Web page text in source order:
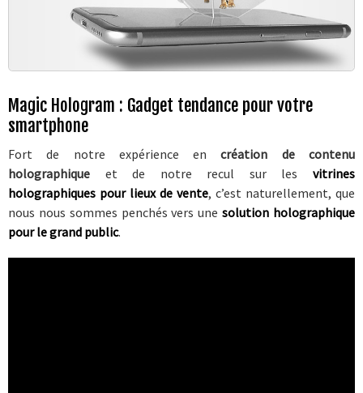
L’AGENCE
SERVICES
CLIENTS
ACADEMY
BLOG
CONTACT
Magic Hologram : Gadget tendance pour votre
smartphone
Fort de notre expérience encréation de contenu
holographique et de notre recul sur les vitrines
holographiques pour lieux de vente, c’est naturellement, que
nous nous sommes penchés vers unesolution holographique
pour le grand public.